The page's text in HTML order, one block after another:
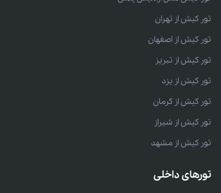
تور کیش از تهران
تور کیش از اصفهان
تور کیش از تبریز
تور کیش از یزد
تور کیش از کرمان
تور کیش از شیراز
تور کیش از مشهد
تورهای داخلی